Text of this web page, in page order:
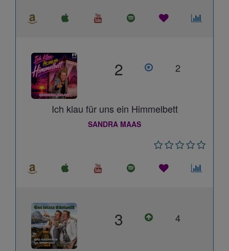
2 2
Ich klau für uns ein Himmelbett
SANDRA MAAS
3 4